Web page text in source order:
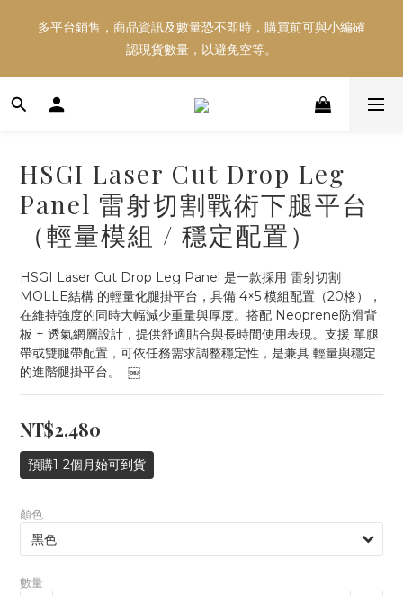
多平台銷售，商品資訊及數量恐不即時，購買前可與小編確
認現貨數量，以避免空等。
多平台銷售，商品資訊及數量恐不即時，購買前可與小編確
認現貨數量，以避免空等。
好東西跟好朋友分享～推薦好友一同享100元購物金！！！
多平台銷售，商品資訊及數量恐不即時，購買前可與小編確
認現貨數量，以避免空等。
HSGI Laser Cut Drop Leg
Panel 雷射切割戰術下腿平台
（輕量模組 / 穩定配置）
HSGI Laser Cut Drop Leg Panel 是一款採用 雷射切割
MOLLE結構 的輕量化腿掛平台，具備 4×5 模組配置（20格），
在維持強度的同時大幅減少重量與厚度。搭配 Neoprene防滑背
板 + 透氣網層設計，提供舒適貼合與長時間使用表現。支援 單腿
帶或雙腿帶配置，可依任務需求調整穩定性，是兼具 輕量與穩定
的進階腿掛平台。  ￼
NT$2,480
預購1-2個月始可到貨
顏色
數量